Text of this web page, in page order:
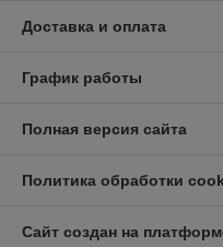
Доставка и оплата
График работы
Полная версия сайта
Политика обработки
Сайт создан на